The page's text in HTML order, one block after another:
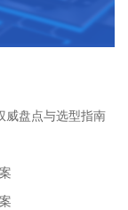
威盘点与选型指南